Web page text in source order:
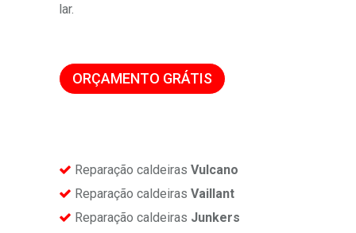
lar.
ORÇAMENTO GRÁTIS
Reparação caldeiras Vulcano
Reparação caldeiras Vaillant
Reparação caldeiras Junkers